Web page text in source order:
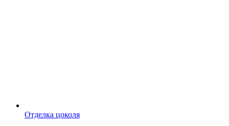
Отделка цоколя